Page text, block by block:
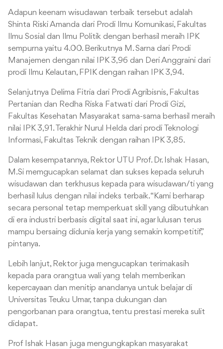
Adapun keenam wisudawan terbaik tersebut adalah
Shinta Riski Amanda dari Prodi Ilmu Komunikasi, Fakultas
Ilmu Sosial dan Ilmu Politik dengan berhasil meraih IPK
sempurna yaitu 4.00. Berikutnya M. Sarna dari Prodi
Manajemen dengan nilai IPK 3,96 dan Deri Anggraini dari
prodi Ilmu Kelautan, FPIK dengan raihan IPK 3,94.
Selanjutnya Delima Fitria dari Prodi Agribisnis, Fakultas
Pertanian dan Redha Riska Fatwati dari Prodi Gizi,
Fakultas Kesehatan Masyarakat sama-sama berhasil meraih
nilai IPK 3,91. Terakhir Nurul Helda dari prodi Teknologi
Informasi, Fakultas Teknik dengan raihan IPK 3,85.
Dalam kesempatannya, Rektor UTU Prof. Dr. Ishak Hasan,
M.Si memgucapkan selamat dan sukses kepada seluruh
wisudawan dan terkhusus kepada para wisudawan/ti yang
berhasil lulus dengan nilai indeks terbaik. “Kami berharap
secara personal tetap memperkuat skill yang dibutuhkan
di era industri berbasis digital saat ini, agar lulusan terus
mampu bersaing didunia kerja yang semakin kompetitif,”
pintanya.
Lebih lanjut, Rektor juga mengucapkan terimakasih
kepada para orangtua wali yang telah memberikan
kepercayaan dan menitip anandanya untuk belajar di
Universitas Teuku Umar, tanpa dukungan dan
pengorbanan para orangtua, tentu prestasi mereka sulit
didapat.
Prof Ishak Hasan juga mengungkapkan masyarakat